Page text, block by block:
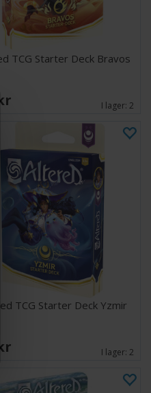
TCG Starter Deck Bravos
I lager:2
TCG Starter Deck Yzmir
I lager:2